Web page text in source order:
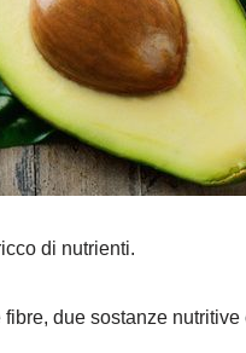
di nutrienti.
due sostanze nutritive